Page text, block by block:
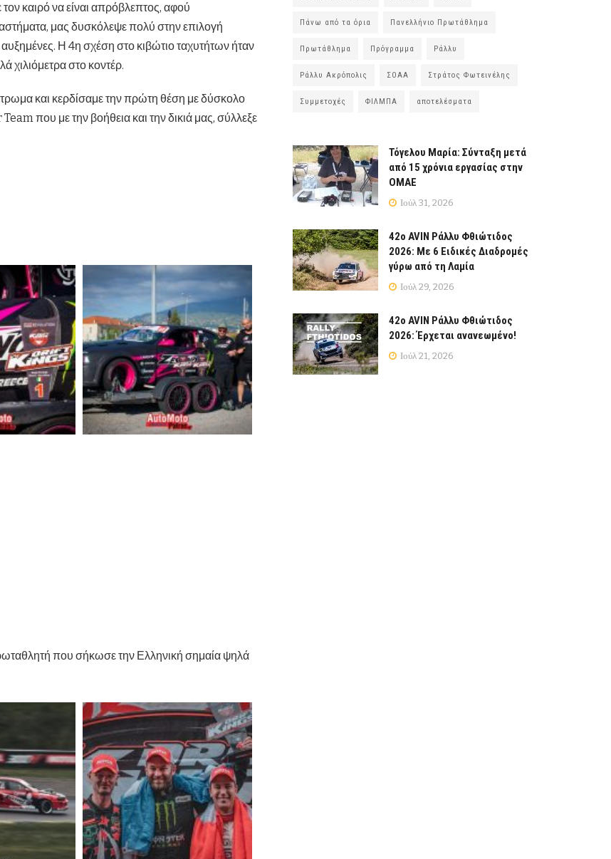
καιρό να είναι απρόβλεπτος, αφού
μας δυσκόλεψε πολύ στην επιλογή
Η 4η σχέση στο κιβώτιο ταχυτήτων ήταν
χιλιόμετρα στο κοντέρ.
και κερδίσαμε την πρώτη θέση με δύσκολο
που με την βοήθεια και την δικιά μας, σύλλεξε
που σήκωσε την Ελληνική σημαία ψηλά
Πάνω από τα όρια Πανελλήνιο Πρωτάθλημα
Πρωτάθλημα Πρόγραμμα Ράλλυ
Ράλλυ Ακρόπολις ΣΟΑΑ Στράτος Φωτεινέλης
Συμμετοχές ΦΙΛΜΠΑ αποτελέσματα
Τόγελου Μαρία: Σύνταξη μετά
από 15 χρόνια εργασίας στην
ΟΜΑΕ
Ιούλ 31, 2026
42ο AVIN Ράλλυ Φθιώτιδος
2026: Με 6 Ειδικές Διαδρομές
γύρω από τη Λαμία
Ιούλ 29, 2026
42ο AVIN Ράλλυ Φθιώτιδος
2026: Έρχεται ανανεωμένο!
Ιούλ 21, 2026